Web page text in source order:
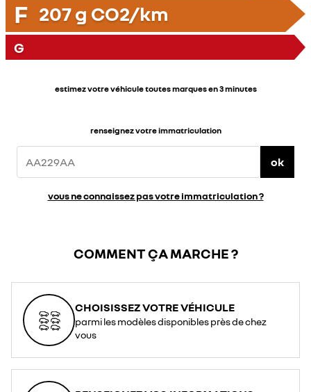
F 207g CO2/km
G
estimez votre véhicule toutes marques en 3 minutes
renseignez votre immatriculation
ok
vous ne connaissez pas votre immatriculation ?
COMMENT ÇA MARCHE ?
CHOISISSEZ VOTRE VÉHICULE
parmi les modèles disponibles près de chez
vous